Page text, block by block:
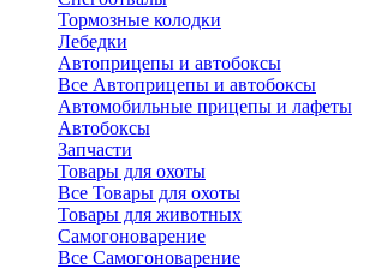
Тормозные колодки
Лебедки
Автоприцепы и автобоксы
Все Автоприцепы и автобоксы
Автомобильные прицепы и лафеты
Автобоксы
Запчасти
Товары для охоты
Все Товары для охоты
Товары для животных
Самогоноварение
Все Самогоноварение